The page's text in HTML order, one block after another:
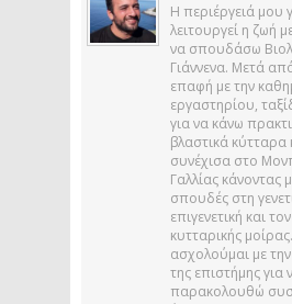
Η περιέργειά μου
λειτουργεί η ζωή
να σπουδάσω
Γιάννενα. Μετά
επαφή με την
εργαστηρίου,
για να κάνω
βλαστικά κύτταρα
συνέχισα στο
Γαλλίας κάνοντας
σπουδές στη
επιγενετική και
κυτταρικής
ασχολούμαι με
της επιστήμης για
παρακολουθώ